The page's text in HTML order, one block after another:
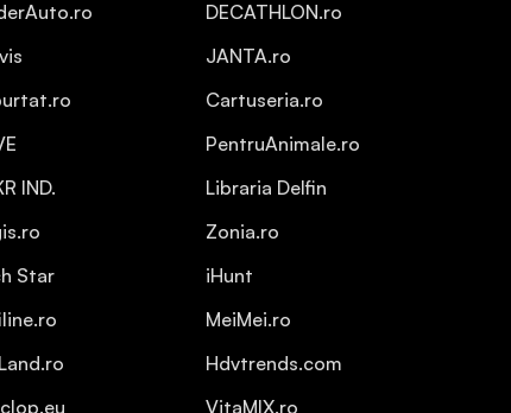
IND.
Star
DECATHLON.ro
JANTA.ro
Cartuseria.ro
PentruAnimale.ro
Libraria Delfin
Zonia.ro
iHunt
MeiMei.ro
Hdvtrends.com
VitaMIX.ro